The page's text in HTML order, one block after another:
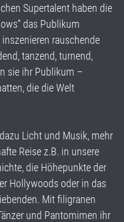
Supertalent haben die
das Publikum
rauschende
tanzend, turnend,
sie ihr Publikum –
die die Welt
Licht und Musik, mehr
Reise z.B. in unsere
die Höhepunkte der
Hollywoods oder in das
Mit filigranen
und Pantomimen ihr